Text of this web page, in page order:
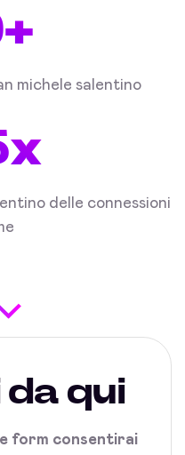
michele salentino
delle connessioni
da qui
form consentirai